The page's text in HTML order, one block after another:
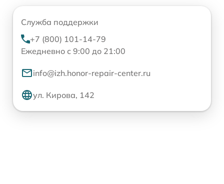
Служба поддержки
+7 (800) 101-14-79
Ежедневно с 9:00 до 21:00
info@izh.honor-repair-center.ru
ул. Кирова, 142